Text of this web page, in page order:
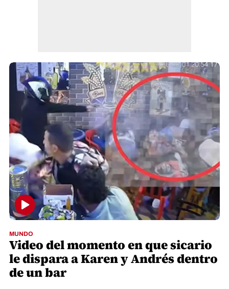
MUNDO
Video del momento en que sicario
le dispara a Karen y Andrés dentro
de un bar